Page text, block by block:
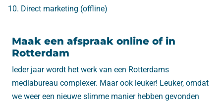
Direct marketing (offline)
Maak een afspraak online of in
Rotterdam
Ieder jaar wordt het werk van een Rotterdams
mediabureau complexer. Maar ook leuker! Leuker, omdat
we weer een nieuwe slimme manier hebben gevonden